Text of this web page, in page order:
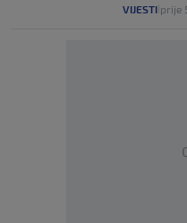
VIJESTI prije